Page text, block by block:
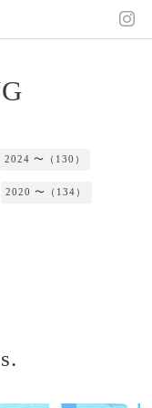
2024 〜（130）
2020 〜（134）